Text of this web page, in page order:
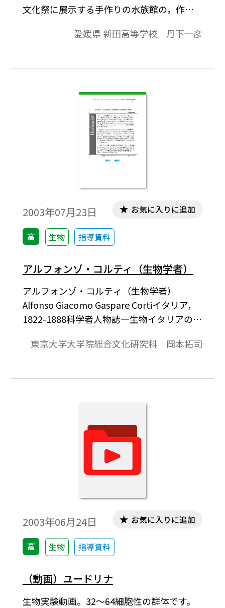
文化祭に展示する手作りの水族館の，作り
環境汚染，生徒の唖然とされる行動などが
愛媛県 新田高等学校 丹下一彦
2003年07月23日
高 生物 指導資料
お気に入りに追加
アルフォンゾ・コルティ（生物学者）
アルフォンゾ・コルティ（生物学者）
Alfonso Giacomo Gaspare Cortiイタリア，
1822-1888科学者人物誌―生物イタリアの顕
地方ガンバラナに領地を持つ貴族コルティ
の業績を行った。1841年-1845年にパヴィア
てさらにウィーン大学に遊学。1847年にそ
ルティはスイスのベルン大学で，生理学者
グスタフ・ガブリエル・ファレンティンと
共に顕微鏡を使った研究を始めた。
東京大学大学院総合文化研究科 岡本拓司
2003年06月24日
高 生物 指導資料
お気に入りに追加
（動画）ユードリナ
生物実験動画。32～64細胞性の群体です。